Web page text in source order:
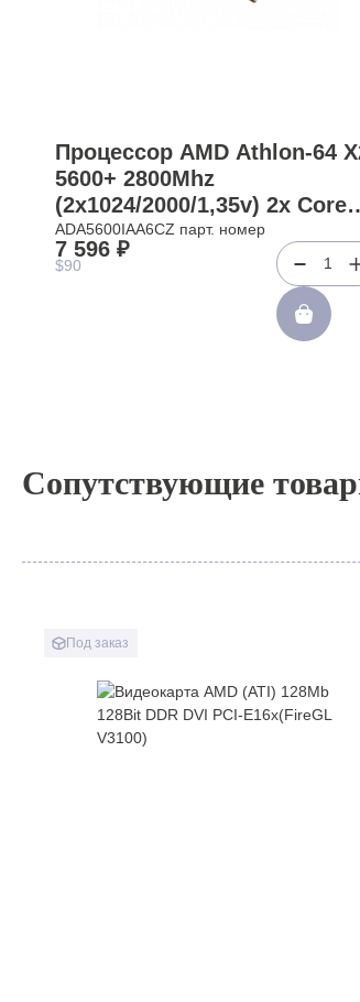
Процессор AMD Athlon-64
5600+ 2800Mhz
(2x1024/2000/1,35v) 2x Core
Socket AM2
Windsor(ADA5600IAA6CZ)
ADA5600IAA6CZ парт. номер
7 596 ₽
$90 1
Сопутствующие
Под заказ